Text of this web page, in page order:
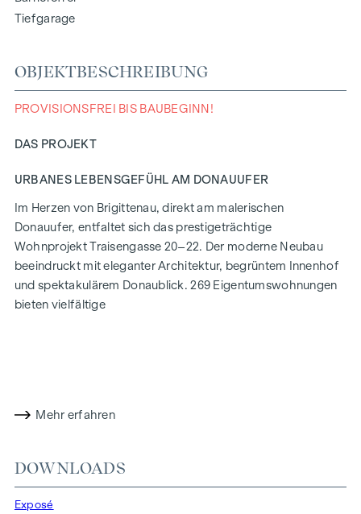
Tiefgarage
OBJEKTBESCHREIBUNG
PROVISIONSFREI BIS BAUBEGINN!
DAS PROJEKT
URBANES LEBENSGEFÜHL AM DONAUUFER
Im Herzen von Brigittenau, direkt am malerischen
Donauufer, entfaltet sich das prestigeträchtige
Wohnprojekt Traisengasse 20–22. Der moderne Neubau
beeindruckt mit eleganter Architektur, begrüntem Innenhof
und spektakulärem Donaublick. 269 Eigentumswohnungen
bieten vielfältige
In der Traisengasse 20–22 vereinen sich Ästhetik und
Funktionalität in jeder Wohneinheit. Mit intelligenten
Grundrissen, die von gemütlichen Einzimmerapartments bis
Mehr erfahren
DOWNLOADS
Exposé